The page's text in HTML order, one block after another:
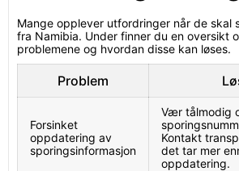
Mange opplever utfordringer når de skal
fra Namibia. Under finner du en oversikt
problemene og hvordan disse kan løses.
Problem
Forsinket
oppdatering av
sporingsinformasjon
Vær tålmodig
Kontakt
det tar mer
oppdatering.